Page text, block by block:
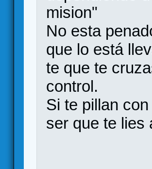
mision"
No esta
que lo está
te que te
control.
Si te pillan
ser que te lies